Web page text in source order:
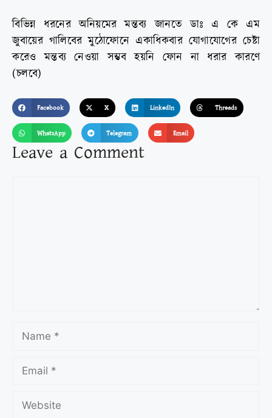
বিভিন্ন ধরনের অনিয়মের মন্তব্য জানতে ডাঃ এ কে এম
জুবায়ের গালিবের মুঠোফোনে একাধিকবার যোগাযোগের চেষ্টা
করেও মন্তব্য নেওয়া সম্ভব হয়নি ফোন না ধরার কারণে
(চলবে)
Facebook X LinkedIn Threads
WhatsApp Telegram Email
Leave a Comment